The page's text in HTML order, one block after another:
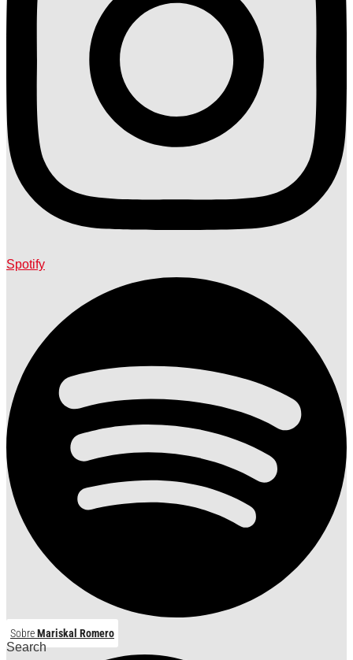
Spotify
SobreMariskal Romero
Search